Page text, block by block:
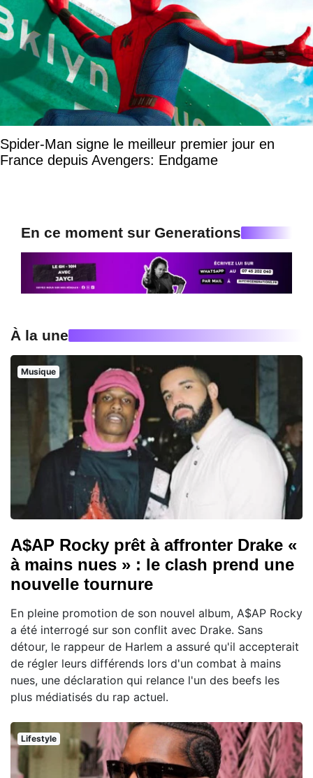
Spider-Man signe le meilleur premier jour en
France depuis Avengers: Endgame
En ce moment sur Generations
À la une
Musique
A$AP Rocky prêt à affronter Drake «
à mains nues » : le clash prend une
nouvelle tournure
En pleine promotion de son nouvel album, A$AP Rocky
a été interrogé sur son conflit avec Drake. Sans
détour, le rappeur de Harlem a assuré qu'il accepterait
de régler leurs différends lors d'un combat à mains
nues, une déclaration qui relance l'un des beefs les
plus médiatisés du rap actuel.
Lifestyle